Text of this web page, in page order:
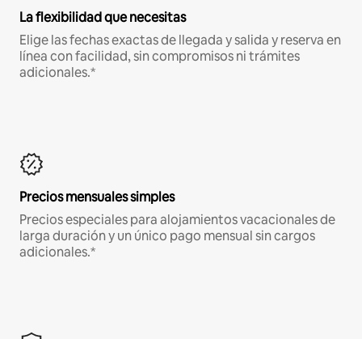
La flexibilidad que necesitas
Elige las fechas exactas de llegada y salida y reserva en
línea con facilidad, sin compromisos ni trámites
adicionales.*
Precios mensuales simples
Precios especiales para alojamientos vacacionales de
larga duración y un único pago mensual sin cargos
adicionales.*